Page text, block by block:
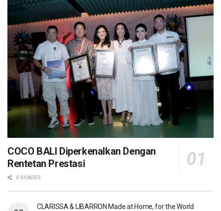
COCO BALI Diperkenalkan Dengan
Rentetan Prestasi
0 SHARES
CLARISSA & LIBARRON Made at Home, for the World